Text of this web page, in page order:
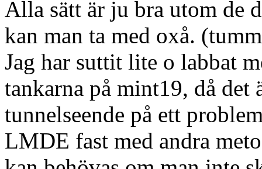
Alla sätt är ju bra utom de
kan man ta med oxå.
Jag har suttit lite o labbat
tankarna på mint19, då det
tunnelseende på ett
LMDE fast med andra